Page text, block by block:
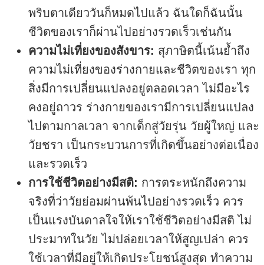
พริบตาเดียววันก็หมดไปแล้ว ฉันใดก็ฉันนั้น
ชีวิตของเราก็ผ่านไปอย่างรวดเร็วเช่นกัน
ความไม่เที่ยงของสังขาร: สุภาษิตนี้เน้นย้ำถึง
ความไม่เที่ยงของร่างกายและชีวิตของเรา ทุก
สิ่งมีการเปลี่ยนแปลงอยู่ตลอดเวลา ไม่มีอะไร
คงอยู่ถาวร ร่างกายของเรามีการเปลี่ยนแปลง
ไปตามกาลเวลา จากเด็กสู่วัยรุ่น วัยผู้ใหญ่ และ
วัยชรา เป็นกระบวนการที่เกิดขึ้นอย่างต่อเนื่อง
และรวดเร็ว
การใช้ชีวิตอย่างมีสติ: การตระหนักถึงความ
จริงที่ว่าวัยย่อมผ่านพ้นไปอย่างรวดเร็ว ควร
เป็นแรงบันดาลใจให้เราใช้ชีวิตอย่างมีสติ ไม่
ประมาทในวัย ไม่ปล่อยเวลาให้สูญเปล่า ควร
ใช้เวลาที่มีอยู่ให้เกิดประโยชน์สูงสุด ทำความ